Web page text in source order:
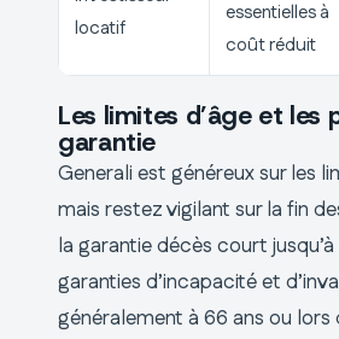
locatif
essentielles à
coût réduit
Les limites d’âge et les
garantie
Generali est généreux sur les
mais restez vigilant sur la fin
la garantie décès court
garanties d’incapacité et
généralement à 66 ans ou lors